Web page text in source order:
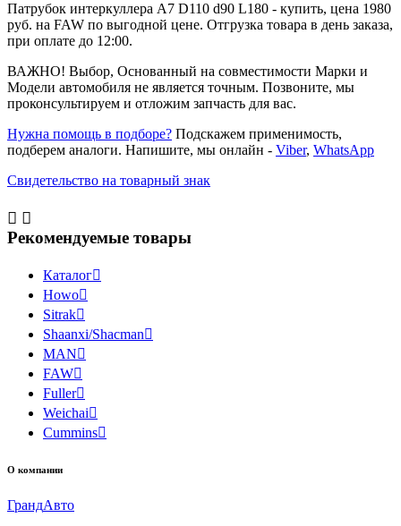
Патрубок интеркуллера A7 D110 d90 L180 - купить, цена 1980
руб. на FAW по выгодной цене. Отгрузка товара в день заказа,
при оплате до 12:00.
ВАЖНО! Выбор, Основанный на совместимости Марки и
Модели автомобиля не является точным. Позвоните, мы
проконсультируем и отложим запчасть для вас.
Нужна помощь в подборе? Подскажем применимость,
подберем аналоги. Напишите, мы онлайн - Viber, WhatsApp
Свидетельство на товарный знак
 
Рекомендуемые товары
Каталог
Howo
Sitrak
Shaanxi/Shacman
MAN
FAW
Fuller
Weichai
Cummins
О компании
ГрандАвто